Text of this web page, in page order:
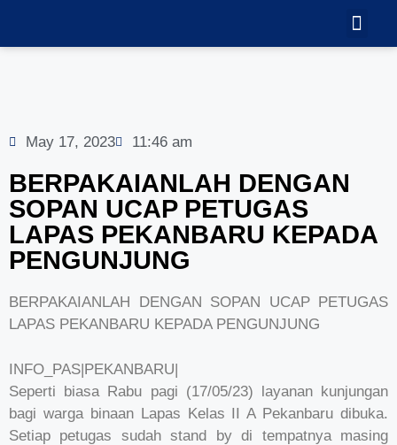
May 17, 2023 11:46 am
BERPAKAIANLAH DENGAN
SOPAN UCAP PETUGAS
LAPAS PEKANBARU KEPADA
PENGUNJUNG
BERPAKAIANLAH DENGAN SOPAN UCAP PETUGAS
LAPAS PEKANBARU KEPADA PENGUNJUNG
INFO_PAS|PEKANBARU|
Seperti biasa Rabu pagi (17/05/23) layanan kunjungan
bagi warga binaan Lapas Kelas II A Pekanbaru dibuka.
Setiap petugas sudah stand by di tempatnya masing